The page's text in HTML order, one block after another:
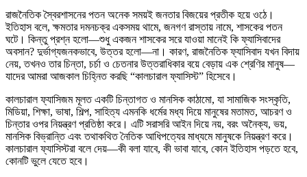
রাজনৈতিক স্বৈরশাসনের পতন অনেক সময়ই জনতার বিজয়ের প্রতীক হয়ে ওঠে।
ইতিহাস বলে, ক্ষমতার দমনচক্র একসময় থামে, জনগণ রাস্তায় নামে, শাসকের পতন
ঘটে। কিন্তু প্রশ্ন হলো—শুধু একজন শাসকের সরে যাওয়া মানেই কি ফ্যাসিবাদের
অবসান? দুর্ভাগ্যজনকভাবে, উত্তর হলো—না। কারণ, রাজনৈতিক ফ্যাসিবাদ যখন বিদায়
নেয়, তখনও তার চিন্তা, চর্চা ও চেতনার উত্তরাধিকার বয়ে বেড়ায় এক শ্রেণির মানুষ—
যাদের আমরা আজকাল চিহ্নিত করছি “কালচারাল ফ্যাসিস্ট” হিসেবে।
কালচারাল ফ্যাসিজম মূলত একটি চিন্তাগত ও মানসিক কাঠামো, যা সামাজিক সংস্কৃতি,
মিডিয়া, শিক্ষা, ভাষা, শিল্প, সাহিত্য এমনকি ধর্মের মধ্য দিয়ে মানুষের মতামত, আচরণ ও
চিন্তার ওপর নিয়ন্ত্রণ প্রতিষ্ঠা করে। এটি সরাসরি আইন দিয়ে নয়, বরং অনৈক্য, ভয়,
মানসিক বিভ্রান্তি এবং তথাকথিত নৈতিক আধিপত্যের মাধ্যমে মানুষকে নিয়ন্ত্রণ করে।
কালচারাল ফ্যাসিস্টরা বলে দেয়—কী বলা যাবে, কী ভাবা যাবে, কোন ইতিহাস পড়তে হবে,
কোনটি ভুলে যেতে হবে।